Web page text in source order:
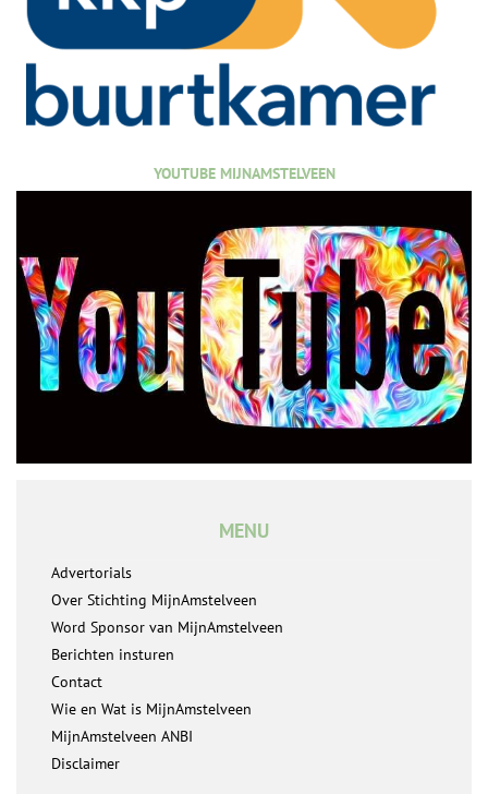
YOUTUBE MIJNAMSTELVEEN
MENU
Advertorials
Over Stichting MijnAmstelveen
Word Sponsor van MijnAmstelveen
Berichten insturen
Contact
Wie en Wat is MijnAmstelveen
MijnAmstelveen ANBI
Disclaimer